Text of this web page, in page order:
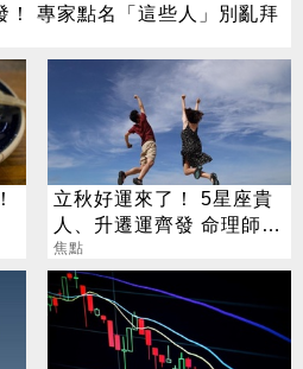
！ 專家點名「這些人」別亂拜
立秋好運來了！ 5星座貴
人、升遷運齊發 命理師：
把握黃金轉運期
焦點